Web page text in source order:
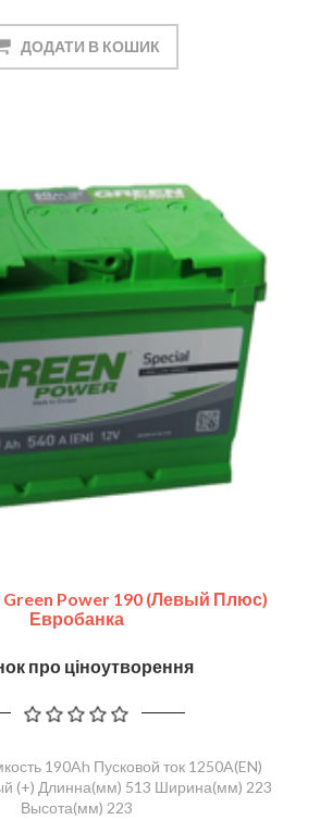
Power 190 (левый Плюс)
Евробанка
про ціноутворення
190Ah Пусковой ток 1250A(EN)
(+) Длинна(мм) 513 Ширина(мм) 223
Высота(мм) 223